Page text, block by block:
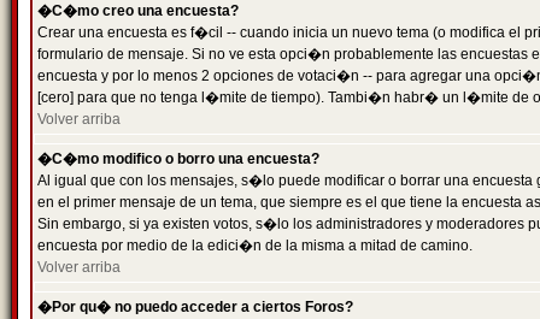
�C�mo creo una encuesta?
Crear una encuesta es f�cil -- cuando inicia un nuevo tema (o modifica el
formulario de mensaje. Si no ve esta opci�n probablemente las
encuesta y por lo menos 2 opciones de votaci�n -- para agregar una
[cero] para que no tenga l�mite de tiempo). Tambi�n habr� un l�mite de
Volver arriba
�C�mo modifico o borro una encuesta?
Al igual que con los mensajes, s�lo puede modificar o borrar una
en el primer mensaje de un tema, que siempre es el que tiene la encuesta
Sin embargo, si ya existen votos, s�lo los administradores y moderadores
encuesta por medio de la edici�n de la misma a mitad de camino.
Volver arriba
�Por qu� no puedo acceder a ciertos Foros?